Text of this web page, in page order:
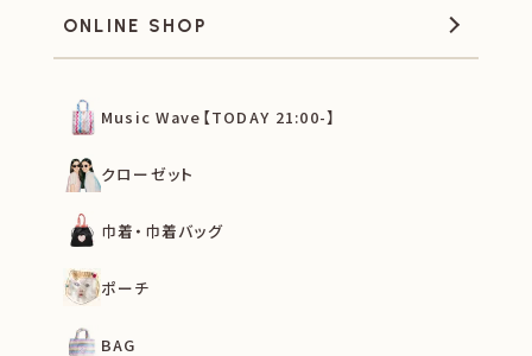
ONLINE SHOP
Music Wave【TODAY 21:00-】
クローゼット
巾着・巾着バッグ
ポーチ
BAG